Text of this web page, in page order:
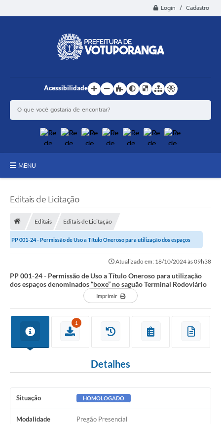
Login / Cadastro
Acessibilidade
MENU
SIC
Ouvidoria
Contas Públicas
Editais de Licitação
Editais Editais de Licitação
PP 001-24 - Permissão de Uso a Título Oneroso para utilização dos espaços
Atualizado em: 18/10/2024 às 09h38
PP 001-24 - Permissão de Uso a Título Oneroso para utilização
dos espaços denominados “boxe” no saguão Terminal Rodoviário
Imprimir
1
Detalhes
Situação HOMOLOGADO
Modalidade Pregão Presencial